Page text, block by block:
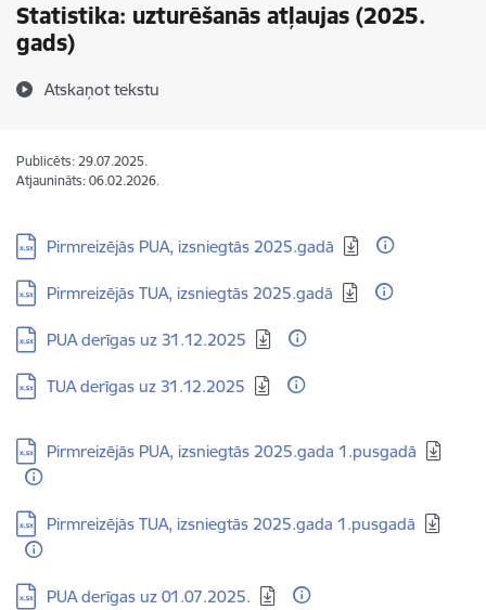
Statistika: uzturēšanās atļaujas (2025.
gads)
Atskaņot tekstu
Publicēts: 29.07.2025.
Atjaunināts: 06.02.2026.
Lejupielādēt:
Pirmreizējās PUA, izsniegtās 2025.gadā
Lejupielādēt:
Pirmreizējās TUA, izsniegtās 2025.gadā
Lejupielādēt:
PUA derīgas uz 31.12.2025
Lejupielādēt:
TUA derīgas uz 31.12.2025
Lejupielādēt:
Pirmreizējās PUA, izsniegtās 2025.gada 1.pusgadā
Lejupielādēt:
Pirmreizējās TUA, izsniegtās 2025.gada 1.pusgadā
Lejupielādēt:
PUA derīgas uz 01.07.2025.